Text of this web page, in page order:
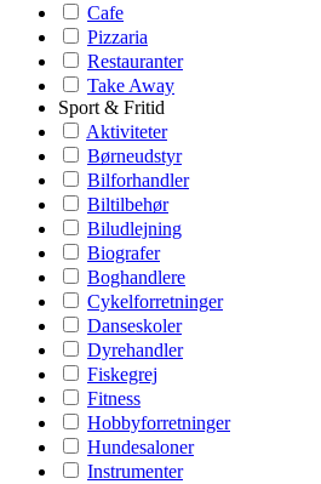
Cafe
Pizzaria
Restauranter
Take Away
Sport & Fritid
Aktiviteter
Børneudstyr
Bilforhandler
Biltilbehør
Biludlejning
Biografer
Boghandlere
Cykelforretninger
Danseskoler
Dyrehandler
Fiskegrej
Fitness
Hobbyforretninger
Hundesaloner
Instrumenter